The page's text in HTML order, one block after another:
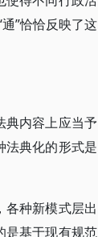
”恰恰反映了这
典内容上应当予
法典化的形式是
种新模式层出
是基于现有规范